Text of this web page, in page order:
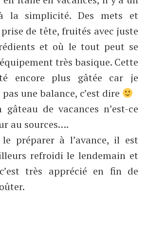
la simplicité. Des mets et
prise de tête, fruités avec juste
et où le tout peut se
très basique. Cette
encore plus gâtée car je
une balance, c’est dire
gâteau de vacances n’est-ce
au sources….
le préparer à l’avance, il est
refroidi le lendemain et
très apprécié en fin de